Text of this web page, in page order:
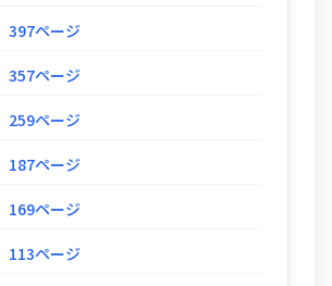
397ページ
357ページ
259ページ
187ページ
169ページ
113ページ